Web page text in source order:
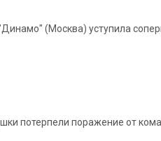
(Москва) уступила
потерпели поражение от